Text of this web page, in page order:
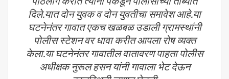
दिले.यात दोन युवक व दोन युवतीचा समावेश आहे.या
घटनेनंतर गावात एकच खळबळ उडाली ग्रामस्थांनी
पोलीस स्टेशन वर धावा करीत आपला रोष व्यक्त
केला.या घटनेनंतर गावातील वातावरण पाहता पोलीस
अधीक्षक नुरूल हसन यांनी गावाला भेट देऊन